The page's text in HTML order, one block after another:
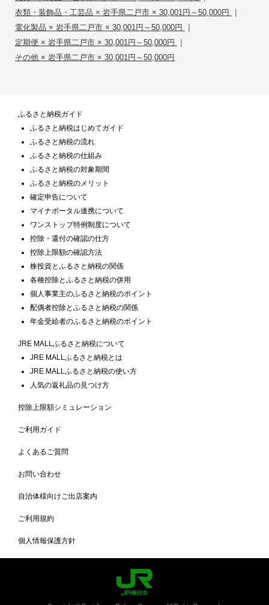
衣類・装飾品・工芸品 × 岩手県二戸市 × 30,001円～50,000円 |
電化製品 × 岩手県二戸市 × 30,001円～50,000円 |
定期便 × 岩手県二戸市 × 30,001円～50,000円 |
その他 × 岩手県二戸市 × 30,001円～50,000円
ふるさと納税ガイド
ふるさと納税はじめてガイド
ふるさと納税の流れ
ふるさと納税の仕組み
ふるさと納税の対象期間
ふるさと納税のメリット
確定申告について
マイナポータル連携について
ワンストップ特例制度について
控除・還付の確認の仕方
控除上限額の確認方法
株投資とふるさと納税の関係
各種控除とふるさと納税の併用
個人事業主のふるさと納税のポイント
配偶者控除とふるさと納税の関係
年金受給者のふるさと納税のポイント
JRE MALLふるさと納税について
JRE MALLふるさと納税とは
JRE MALLふるさと納税の使い方
人気の返礼品の見つけ方
控除上限額シミュレーション
ご利用ガイド
よくあるご質問
お問い合わせ
自治体様向けご出店案内
ご利用規約
個人情報保護方針